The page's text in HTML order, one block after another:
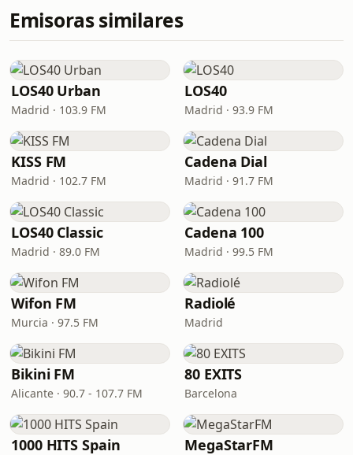
Emisoras similares
LOS40 Urban
Madrid · 103.9 FM
LOS40
Madrid · 93.9 FM
KISS FM
Madrid · 102.7 FM
Cadena Dial
Madrid · 91.7 FM
LOS40 Classic
Madrid · 89.0 FM
Cadena 100
Madrid · 99.5 FM
Wifon FM
Murcia · 97.5 FM
Radiolé
Madrid
Bikini FM
Alicante · 90.7 - 107.7 FM
80 EXITS
Barcelona
1000 HITS Spain MegaStarFM